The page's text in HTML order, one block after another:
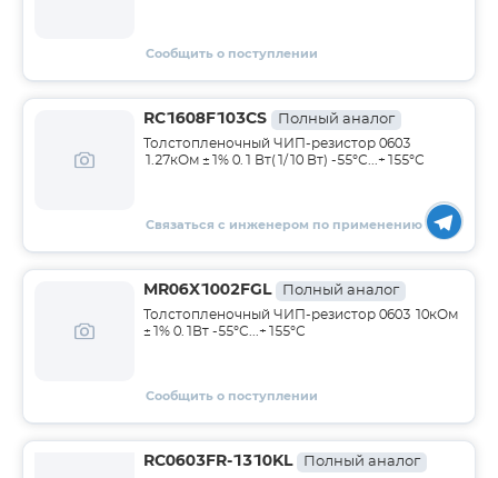
Сообщить о поступлении
RC1608F103CS Полный аналог
Толстопленочный ЧИП-резистор 0603
1.27кОм ±1% 0.1 Вт(1/10 Вт) -55°С...+155°С
Связаться с инженером по применению
MR06X1002FGL Полный аналог
Толстопленочный ЧИП-резистор 0603 10кОм
±1% 0.1Вт -55°С...+155°С
Сообщить о поступлении
RC0603FR-1310KL Полный аналог